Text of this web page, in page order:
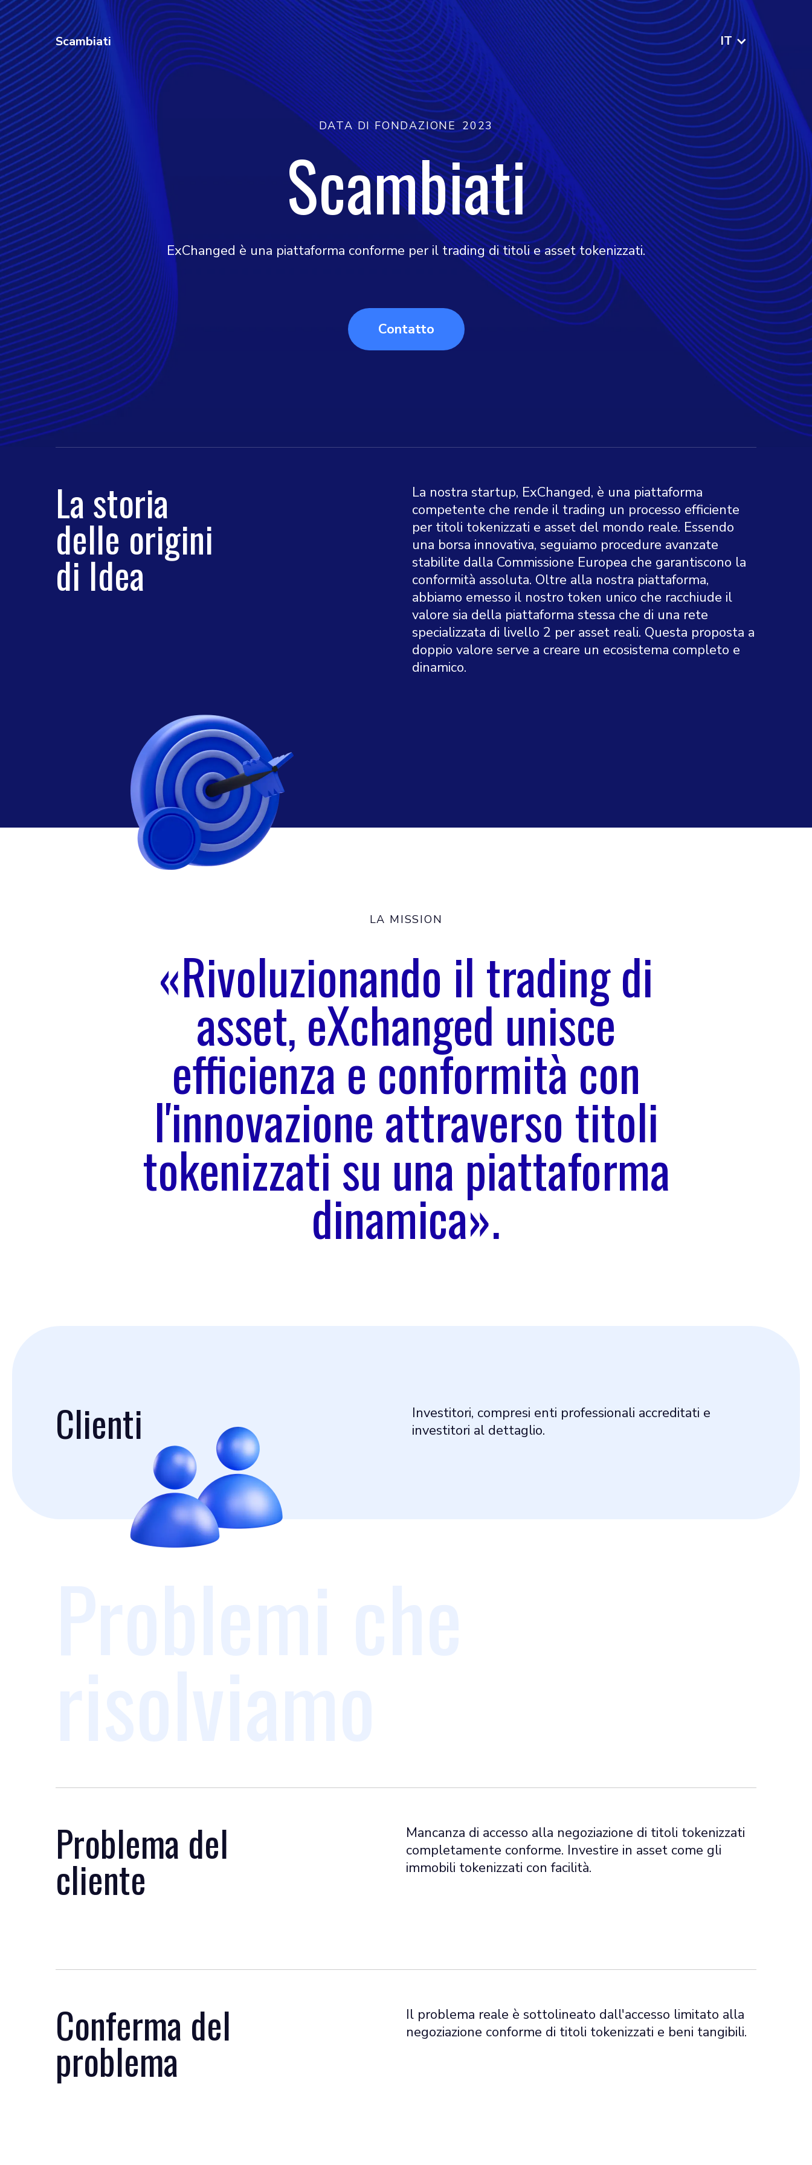
Scambiati IT
DATA DI FONDAZIONE 2023
Scambiati
ExChanged è una piattaforma conforme per il trading di titoli e asset tokenizzati.
Contatto
La storia
delle origini
di Idea
La nostra startup, ExChanged, è una piattaforma
competente che rende il trading un processo efficiente
per titoli tokenizzati e asset del mondo reale. Essendo
una borsa innovativa, seguiamo procedure avanzate
stabilite dalla Commissione Europea che garantiscono la
conformità assoluta. Oltre alla nostra piattaforma,
abbiamo emesso il nostro token unico che racchiude il
valore sia della piattaforma stessa che di una rete
specializzata di livello 2 per asset reali. Questa proposta a
doppio valore serve a creare un ecosistema completo e
dinamico.
LA MISSION
«Rivoluzionando il trading di
asset, eXchanged unisce
efficienza e conformità con
l'innovazione attraverso titoli
tokenizzati su una piattaforma
dinamica».
Clienti
Investitori, compresi enti professionali accreditati e
investitori al dettaglio.
Problema del
cliente
Mancanza di accesso alla negoziazione di titoli tokenizzati
completamente conforme. Investire in asset come gli
immobili tokenizzati con facilità.
Conferma del
problema
Il problema reale è sottolineato dall'accesso limitato alla
negoziazione conforme di titoli tokenizzati e beni tangibili.